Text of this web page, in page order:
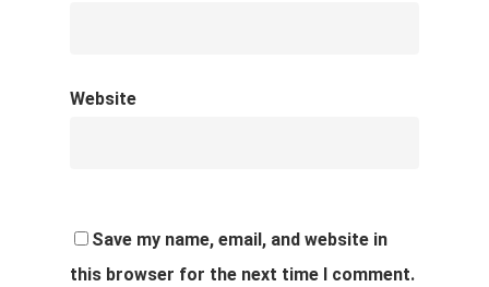
Website
Save my name, email, and website in
this browser for the next time I comment.